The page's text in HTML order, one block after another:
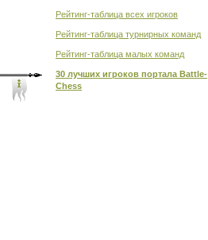
Рейтинг-таблица всех игроков
Рейтинг-таблица турнирных команд
Рейтинг-таблица малых команд
30 лучших игроков портала Battle-
Chess